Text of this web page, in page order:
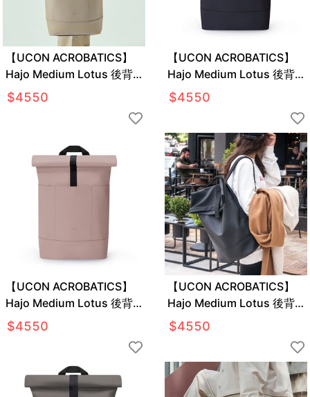
【UCON ACROBATICS】
Hajo Medium Lotus 後背
包
$4550
【UCON ACROBATICS】
Hajo Medium Lotus 後背
包
$4550
【UCON ACROBATICS】
Hajo Medium Lotus 後背
包
$4550
【UCON ACROBATICS】
Hajo Medium Lotus 後背
包
$4550